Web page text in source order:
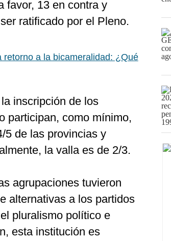
favor, 13 en contra y
ratificado por el Pleno.
retorno a la bicameralidad: ¿Qué
inscripción de los
participan, como mínimo,
5 de las provincias y
la valla es de 2/3.
agrupaciones tuvieron
alternativas a los partidos
pluralismo político e
esta institución es